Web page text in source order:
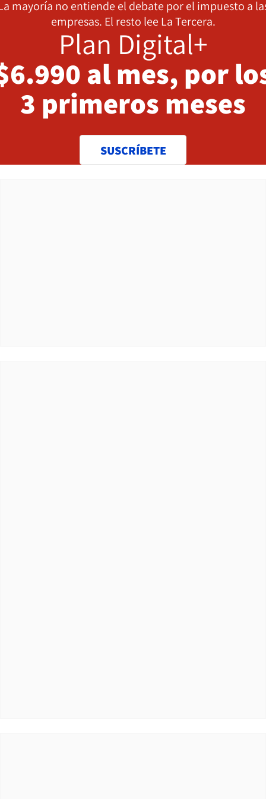
mayoría no entiende el debate por el impuesto a
empresas. El resto lee La Tercera.
Plan Digital+
al mes, por
3 primeros meses
SUSCRÍBETE